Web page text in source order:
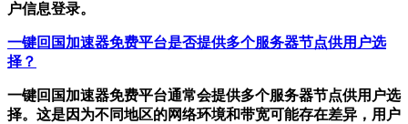
户信息登录。
一键回国加速器免费平台是否提供多个服务器节点供用户选
择？
一键回国加速器免费平台通常会提供多个服务器节点供用户选
择。这是因为不同地区的网络环境和带宽可能存在差异，用户